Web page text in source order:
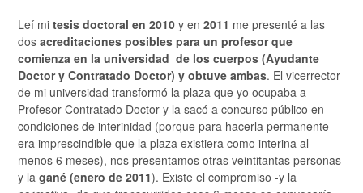
Leí mi tesis doctoral en 2010 y en 2011 me presenté a las
dos acreditaciones posibles para un profesor que
comienza en la universidad de los cuerpos (Ayudante
Doctor y Contratado Doctor) y obtuve ambas. El vicerrector
de mi universidad transformó la plaza que yo ocupaba a
Profesor Contratado Doctor y la sacó a concurso público en
condiciones de interinidad (porque para hacerla permanente
era imprescindible que la plaza existiera como interina al
menos 6 meses), nos presentamos otras veintitantas personas
y la gané (enero de 2011). Existe el compromiso -y la